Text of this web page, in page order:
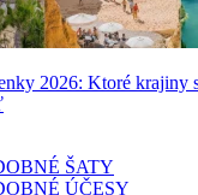
2026: Ktoré krajiny
ŠATY
ÚČESY